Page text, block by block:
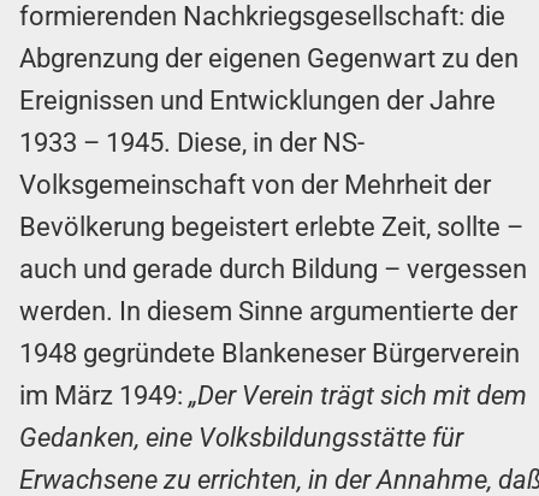
formierenden Nachkriegsgesellschaft: die
Abgrenzung der eigenen Gegenwart zu den
Ereignissen und Entwicklungen der Jahre
1933 – 1945. Diese, in der NS-
Volksgemeinschaft von der Mehrheit der
Bevölkerung begeistert erlebte Zeit, sollte –
auch und gerade durch Bildung – vergessen
werden. In diesem Sinne argumentierte der
1948 gegründete Blankeneser Bürgerverein
im März 1949: „Der Verein trägt sich mit dem
Gedanken, eine Volksbildungsstätte für
Erwachsene zu errichten, in der Annahme,